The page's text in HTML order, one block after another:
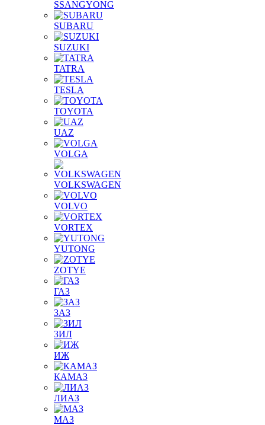
SSANGYONG
SUBARU
SUZUKI
TATRA
TESLA
TOYOTA
UAZ
VOLGA
VOLKSWAGEN
VOLVO
VORTEX
YUTONG
ZOTYE
ГАЗ
ЗАЗ
ЗИЛ
ИЖ
КАМАЗ
ЛИАЗ
МАЗ